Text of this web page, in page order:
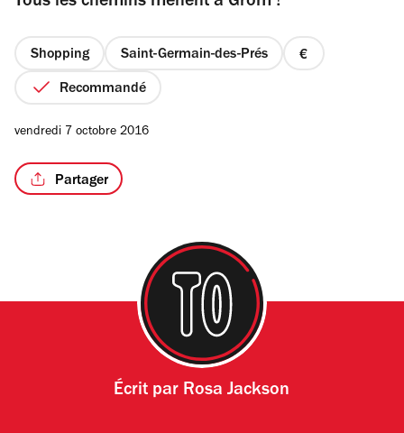
Shopping Saint-Germain-des-Prés
prix
Recommandé
vendredi 7 octobre 2016
Partager
Écrit par Rosa Jackson